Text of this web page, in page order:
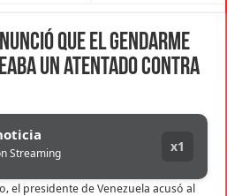
que el gendarme
un atentado contra
Streaming x1
el presidente de Venezuela acusó al